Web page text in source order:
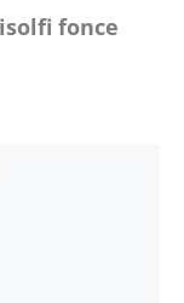
fonce